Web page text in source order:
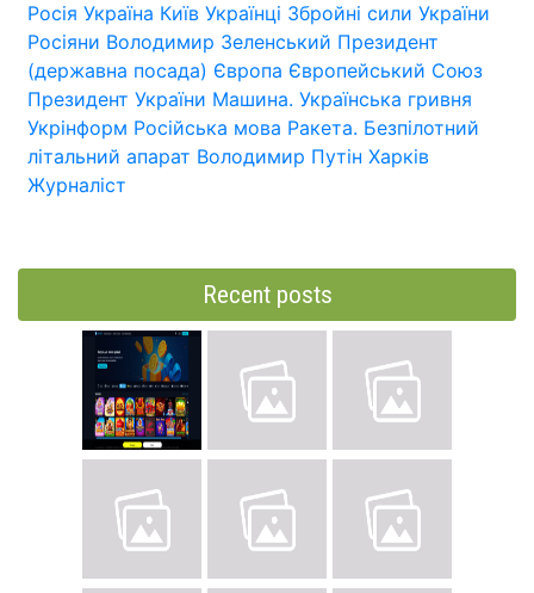
Росія Україна Київ Українці Збройні сили України
Росіяни Володимир Зеленський Президент
(державна посада) Європа Європейський Союз
Президент України Машина. Українська гривня
Укрінформ Російська мова Ракета. Безпілотний
літальний апарат Володимир Путін Харків
Журналіст
Recent posts